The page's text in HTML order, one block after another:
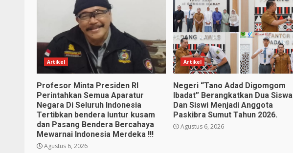
Artikel
Profesor Minta Presiden RI
Perintahkan Semua Aparatur
Negara Di Seluruh Indonesia
Tertibkan bendera luntur kusam
dan Pasang Bendera Bercahaya
Mewarnai Indonesia Merdeka !!!
Agustus 6, 2026
Artikel
Negeri “Tano Adad Digomgom
Ibadat” Berangkatkan Dua Siswa
Dan Siswi Menjadi Anggota
Paskibra Sumut Tahun 2026.
Agustus 6, 2026